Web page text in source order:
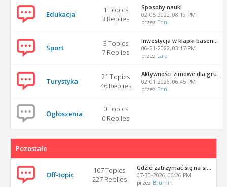
Edukacja
1 Topics
3 Replies
Sposoby nauki
02-05-2022, 08:19 PM
przez Enni
Sport
3 Topics
7 Replies
Inwestycja w klapki basen...
06-21-2022, 03:17 PM
przez Lala
Turystyka
21 Topics
46 Replies
Aktywności zimowe dla gru...
02-01-2026, 06:45 PM
przez Enni
Ogłoszenia
0 Topics
0 Replies
Pozostałe
Off-topic
107 Topics
227 Replies
Gdzie zatrzymać się na si...
07-30-2026, 06:26 PM
przez Brumin